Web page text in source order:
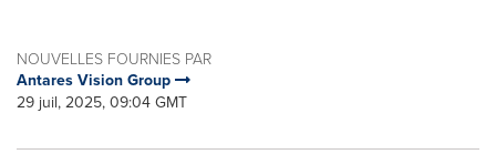
NOUVELLES FOURNIES PAR
Antares Vision Group
29 juil, 2025, 09:04 GMT